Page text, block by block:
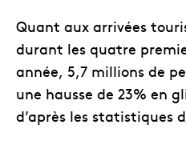
Quant aux arrivées
durant les quatre
année, 5,7 millions de
une hausse de 23% en
d’après les statistiques